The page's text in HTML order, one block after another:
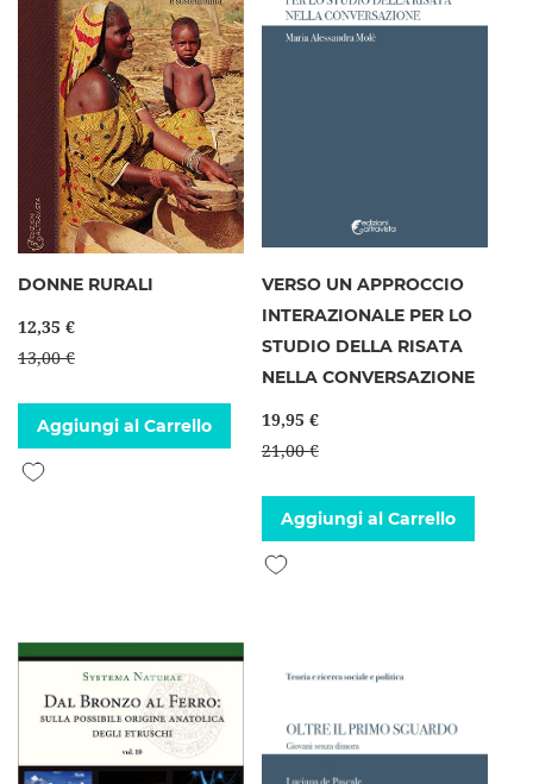
DONNE RURALI
12,35 €
13,00 €
Aggiungi al Carrello
Aggiungi alla lista desideri
VERSO UN APPROCCIO
INTERAZIONALE PER LO
STUDIO DELLA RISATA
NELLA CONVERSAZIONE
19,95 €
21,00 €
Aggiungi al Carrello
Aggiungi alla lista desideri